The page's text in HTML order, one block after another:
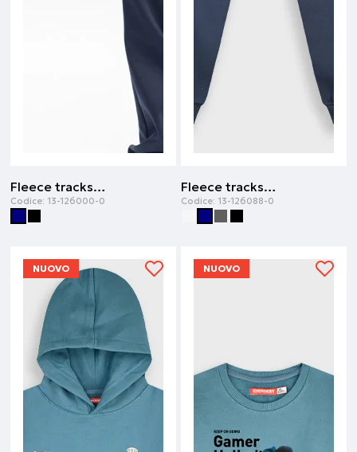
Fleece tracksuit | Blu navy
Codice: 13-126000-0
Fleece tracksuit | Blu navy
Codice: 13-126088-0
NUOVO NUOVO